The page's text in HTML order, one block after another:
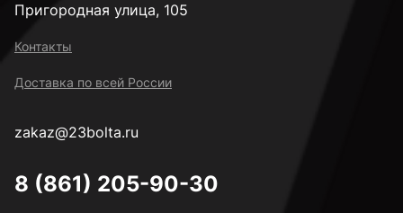
Пригородная улица, 105
Контакты
Доставка по всей России
zakaz@23bolta.ru
8 (861) 205-90-30